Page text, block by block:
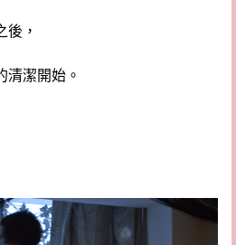
後，
清潔開始。